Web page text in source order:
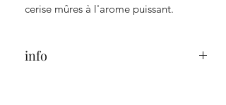
cerise mûres à l'arome puissant.
info